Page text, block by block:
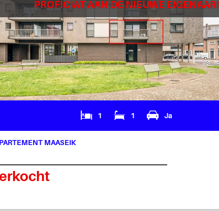
PROFICIAT AAN DE NIEUWE EIGENAAR!
1 1 Ja
MAASEIK